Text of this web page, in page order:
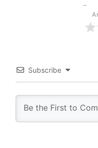
Subscribe